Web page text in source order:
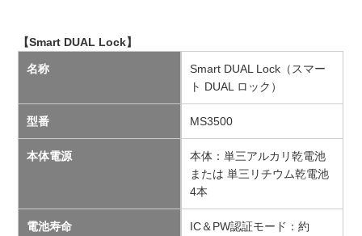
【Smart DUAL Lock】
名称
Smart DUAL Lock（スマー
ト DUAL ロック）
型番 MS3500
本体電源
本体：単三アルカリ乾電池
または 単三リチウム乾電池
4本
電池寿命
IC＆PW認証モード：約